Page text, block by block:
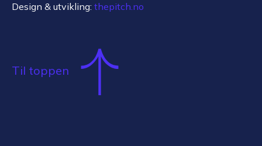
Design & utvikling: thepitch.no
Til toppen